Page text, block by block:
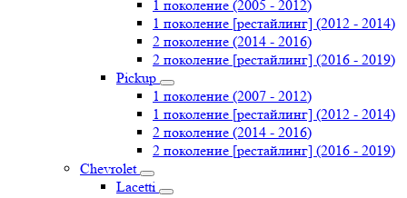
1 поколение (2005 - 2012)
1 поколение [рестайлинг] (2012 - 2014)
2 поколение (2014 - 2016)
2 поколение [рестайлинг] (2016 - 2019)
Pickup
1 поколение (2007 - 2012)
1 поколение [рестайлинг] (2012 - 2014)
2 поколение (2014 - 2016)
2 поколение [рестайлинг] (2016 - 2019)
Chevrolet
Lacetti